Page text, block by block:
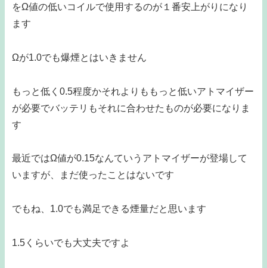
をΩ値の低いコイルで使用するのが１番安上がりになり
ます
Ωが1.0でも爆煙とはいきません
もっと低く0.5程度かそれよりももっと低いアトマイザー
が必要でバッテリもそれに合わせたものが必要になりま
す
最近ではΩ値が0.15なんていうアトマイザーが登場して
いますが、まだ使ったことはないです
でもね、1.0でも満足できる煙量だと思います
1.5くらいでも大丈夫ですよ